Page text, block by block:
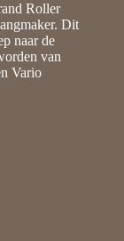
Roller
Dit
naar de
van
Vario